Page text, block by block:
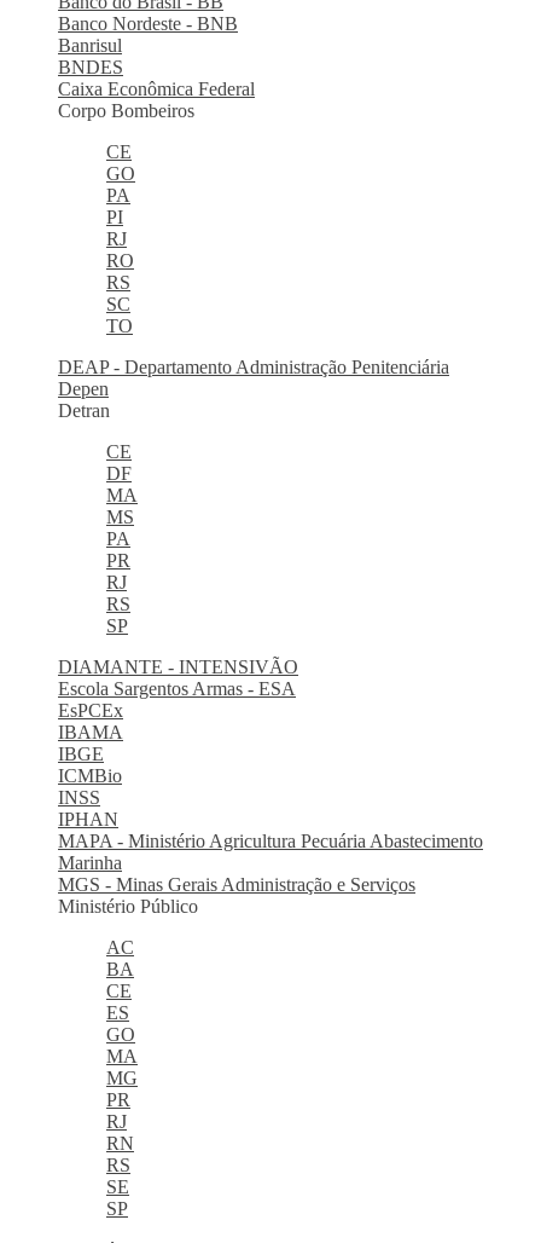
Banco Nordeste - BNB
Banrisul
BNDES
Caixa Econômica Federal
Corpo Bombeiros
CE
GO
PA
PI
RJ
RO
RS
SC
TO
DEAP - Departamento Administração Penitenciária
Depen
Detran
CE
DF
MA
MS
PA
PR
RJ
RS
SP
DIAMANTE - INTENSIVÃO
Escola Sargentos Armas - ESA
EsPCEx
IBAMA
IBGE
ICMBio
INSS
IPHAN
MAPA - Ministério Agricultura Pecuária Abastecimento
Marinha
MGS - Minas Gerais Administração e Serviços
Ministério Público
AC
BA
CE
ES
GO
MA
MG
PR
RJ
RN
RS
SE
SP